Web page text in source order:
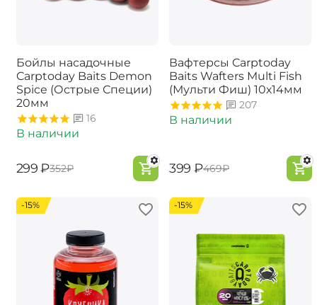
Бойлы насадочные
Carptoday Baits Demon
Spice (Острые Специи)
20мм
16
В наличии
‍299‍ ₽‍352‍₽
Вафтерсы Carptoday
Baits Wafters Multi Fish
(Мульти Фиш) 10х14мм
207
В наличии
‍399‍ ₽‍469‍₽
-15% -15%